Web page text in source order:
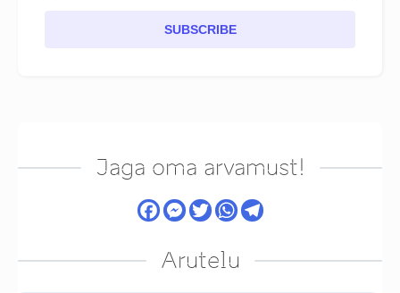
SUBSCRIBE
Jaga oma arvamust!
Arutelu